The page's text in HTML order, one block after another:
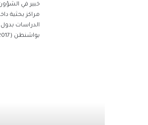
مراكز بحثية
الدراسات
بواشنطن (2017-2018)، ومعهد العلاقات الدولية التابع لوزارة الخارجية الإيطالية بروما (2019-2020).